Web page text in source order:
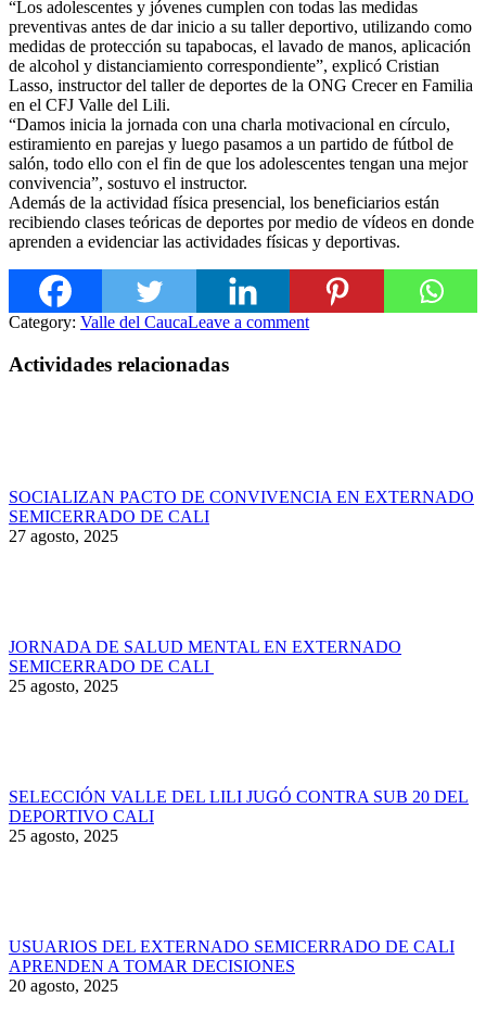
“Los adolescentes y jóvenes cumplen con todas las medidas
preventivas antes de dar inicio a su taller deportivo, utilizando como
medidas de protección su tapabocas, el lavado de manos, aplicación
de alcohol y distanciamiento correspondiente”, explicó Cristian
Lasso, instructor del taller de deportes de la ONG Crecer en Familia
en el CFJ Valle del Lili.
“Damos inicia la jornada con una charla motivacional en círculo,
estiramiento en parejas y luego pasamos a un partido de fútbol de
salón, todo ello con el fin de que los adolescentes tengan una mejor
convivencia”, sostuvo el instructor.
Además de la actividad física presencial, los beneficiarios están
recibiendo clases teóricas de deportes por medio de vídeos en donde
aprenden a evidenciar las actividades físicas y deportivas.
Category: Valle del CaucaLeave a comment
Actividades relacionadas
SOCIALIZAN PACTO DE CONVIVENCIA EN EXTERNADO
SEMICERRADO DE CALI
27 agosto, 2025
JORNADA DE SALUD MENTAL EN EXTERNADO
SEMICERRADO DE CALI
25 agosto, 2025
SELECCIÓN VALLE DEL LILI JUGÓ CONTRA SUB 20 DEL
DEPORTIVO CALI
25 agosto, 2025
USUARIOS DEL EXTERNADO SEMICERRADO DE CALI
APRENDEN A TOMAR DECISIONES
20 agosto, 2025